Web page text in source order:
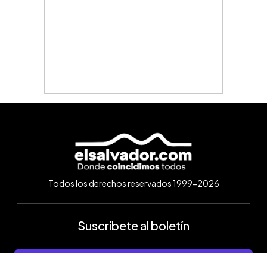
Todos los derechos reservados 1999-2026
Suscríbete al boletín